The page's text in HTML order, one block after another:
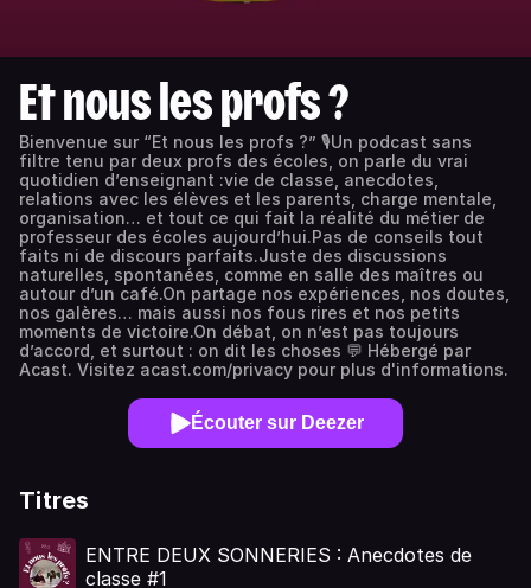
Et nous les profs ?
Bienvenue sur “Et nous les profs ?” 🎙️Un podcast sans
filtre tenu par deux profs des écoles, on parle du vrai
quotidien d’enseignant :vie de classe, anecdotes,
relations avec les élèves et les parents, charge mentale,
organisation… et tout ce qui fait la réalité du métier de
professeur des écoles aujourd’hui.Pas de conseils tout
faits ni de discours parfaits.Juste des discussions
naturelles, spontanées, comme en salle des maîtres ou
autour d’un café.On partage nos expériences, nos doutes,
nos galères… mais aussi nos fous rires et nos petits
moments de victoire.On débat, on n’est pas toujours
d’accord, et surtout : on dit les choses 💬 Hébergé par
Acast. Visitez acast.com/privacy pour plus d'informations.
Écouter sur Deezer
Titres
ENTRE DEUX SONNERIES : Anecdotes de
classe #1